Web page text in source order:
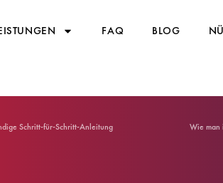
FAQ BLOG
Schritt-für-Schritt-Anleitung Wie man